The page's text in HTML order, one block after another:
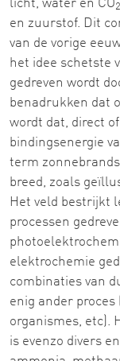
licht, water en CO2
en zuurstof. Dit
van de vorige
het idee schetste
gedreven wordt
benadrukken dat
wordt dat, direct
bindingsenergie
term
breed, zoals
Het veld bestrijkt
processen
elektrochemie
combinaties van
enig ander
organismes, etc).
is evenzo divers